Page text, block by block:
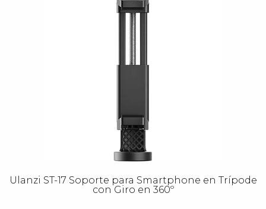
Ulanzi ST-17 Soporte para Smartphone en Trípode
con Giro en 360º